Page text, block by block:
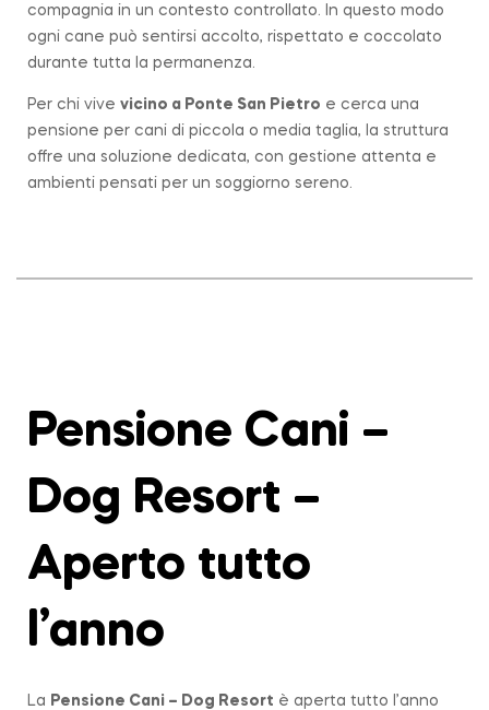
compagnia in un contesto controllato. In questo modo
ogni cane può sentirsi accolto, rispettato e coccolato
durante tutta la permanenza.
Per chi vive vicino a Ponte San Pietro e cerca una
pensione per cani di piccola o media taglia, la struttura
offre una soluzione dedicata, con gestione attenta e
ambienti pensati per un soggiorno sereno.
Pensione Cani –
Dog Resort –
Aperto tutto
l’anno
La Pensione Cani – Dog Resort è aperta tutto l’anno